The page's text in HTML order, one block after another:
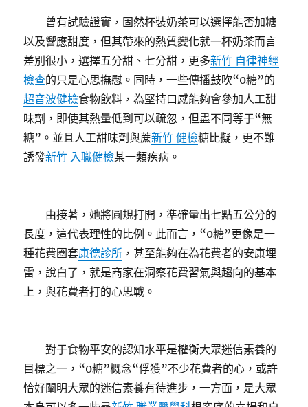
曾有試驗證實，固然杯裝奶茶可以選擇能否加糖
以及響應甜度，但其帶來的熱質變化就一杯奶茶而言
差別很小，選擇五分甜、七分甜，更多新竹 自律神經
檢查的只是心思撫慰。同時，一些傳播鼓吹“0糖”的
超音波健檢食物飲料，為堅持口感能夠會參加人工甜
味劑，即使其熱量低到可以疏忽，但盡不同等于“無
糖”。並且人工甜味劑與蔗新竹 健檢糖比擬，更不難
誘發新竹 入職健檢某一類疾病。
由接著，她將圓規打開，準確量出七點五公分的
長度，這代表理性的比例。此而言，“0糖”更像是一
種花費圈套康德診所 ，甚至能夠在為花費者的安康埋
雷，說白了，就是商家在洞察花費習氣與趨向的基本
上，與花費者打的心思戰。
對于食物平安的認知水平是權衡大眾迷信素養的
目標之一，“0糖”概念“俘獲”不少花費者的心，或許
恰好闡明大眾的迷信素養有待進步，一方面，是大眾